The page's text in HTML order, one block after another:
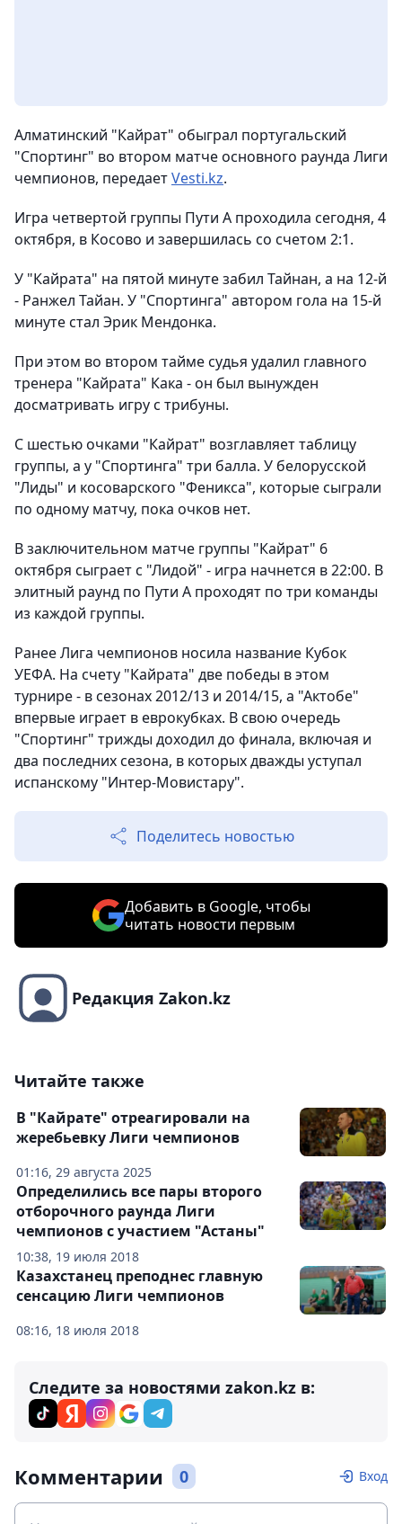
Алматинский "Кайрат" обыграл португальский
"Спортинг" во втором матче основного раунда Лиги
чемпионов, передаетVesti.kz.
Игра четвертой группы Пути А проходила сегодня, 4
октября, в Косово и завершилась со счетом 2:1.
У "Кайрата" на пятой минуте забил Тайнан, а на 12-й
- Ранжел Тайан. У "Спортинга" автором гола на 15-й
минуте стал Эрик Мендонка.
При этом во втором тайме судья удалил главного
тренера "Кайрата" Кака - он был вынужден
досматривать игру с трибуны.
С шестью очками "Кайрат" возглавляет таблицу
группы, а у "Спортинга" три балла. У белорусской
"Лиды" и косоварского "Феникса", которые сыграли
по одному матчу, пока очков нет.
В заключительном матче группы "Кайрат" 6
октября сыграет с "Лидой" - игра начнется в 22:00. В
элитный раунд по Пути А проходят по три команды
из каждой группы.
Ранее Лига чемпионов носила название Кубок
УЕФА. На счету "Кайрата" две победы в этом
турнире - в сезонах 2012/13 и 2014/15, а "Актобе"
впервые играет в еврокубках. В свою очередь
"Спортинг" трижды доходил до финала, включая и
два последних сезона, в которых дважды уступал
испанскому "Интер-Мовистару".
Поделитесь новостью
Добавить в Google, чтобы
читать новости первым
Редакция Zakon.kz
Читайте также
01:16, 29 августа 2025
В "Кайрате" отреагировали на
жеребьевку Лиги чемпионов
10:38, 19 июля 2018
Определились все пары второго
отборочного раунда Лиги
чемпионов с участием "Астаны"
08:16, 18 июля 2018
Казахстанец преподнес главную
сенсацию Лиги чемпионов
Следите за новостями zakon.kz в:
Комментарии 0 Вход